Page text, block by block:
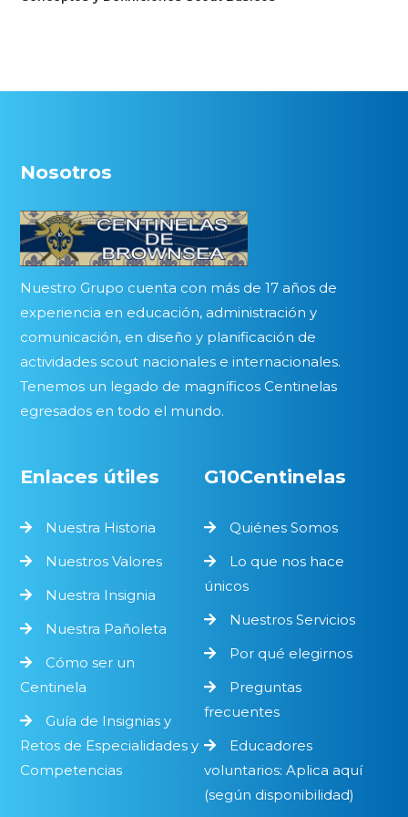
Nosotros
Nuestro Grupo cuenta con más de 17 años de
experiencia en educación, administración y
comunicación, en diseño y planificación de
actividades scout nacionales e internacionales.
Tenemos un legado de magníficos Centinelas
egresados en todo el mundo.
Enlaces útiles
Nuestra Historia
Nuestros Valores
Nuestra Insignia
Nuestra Pañoleta
Cómo ser un
Centinela
Guía de Insignias y
Retos de Especialidades y
Competencias
G10Centinelas
Quiénes Somos
Lo que nos hace
únicos
Nuestros Servicios
Por qué elegirnos
Preguntas
frecuentes
Educadores
voluntarios: Aplica aquí
(según disponibilidad)